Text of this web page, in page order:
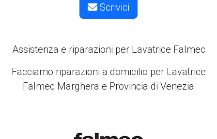
Scrivici
Assistenza e riparazioni per Lavatrice Falmec
Facciamo riparazioni a domicilio per Lavatrice
Falmec Marghera e Provincia di Venezia